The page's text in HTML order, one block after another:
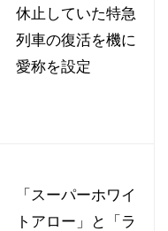
休止していた特急
列車の復活を機に
愛称を設定
「スーパーホワイ
トアロー」と「ラ